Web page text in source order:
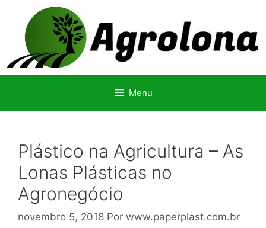
conteúdo
Menu
Plástico na Agricultura – As
Lonas Plásticas no
Agronegócio
novembro 5, 2018 Por www.paperplast.com.br